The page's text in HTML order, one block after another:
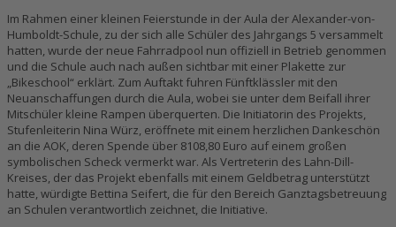
Im Rahmen einer kleinen Feierstunde in der Aula der Alexander-von-
Humboldt-Schule, zu der sich alle Schüler des Jahrgangs 5 versammelt
hatten, wurde der neue Fahrradpool nun offiziell in Betrieb genommen
und die Schule auch nach außen sichtbar mit einer Plakette zur
„Bikeschool“ erklärt. Zum Auftakt fuhren Fünftklässler mit den
Neuanschaffungen durch die Aula, wobei sie unter dem Beifall ihrer
Mitschüler kleine Rampen überquerten. Die Initiatorin des Projekts,
Stufenleiterin Nina Würz, eröffnete mit einem herzlichen Dankeschön
an die AOK, deren Spende über 8108,80 Euro auf einem großen
symbolischen Scheck vermerkt war. Als Vertreterin des Lahn-Dill-
Kreises, der das Projekt ebenfalls mit einem Geldbetrag unterstützt
hatte, würdigte Bettina Seifert, die für den Bereich Ganztagsbetreuung
an Schulen verantwortlich zeichnet, die Initiative.